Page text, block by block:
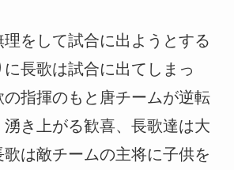
をして試合に出ようとする
長歌は試合に出てしまっ
指揮のもと唐チームが逆転
き上がる歓喜、長歌達は大
は敵チームの主将に子供を